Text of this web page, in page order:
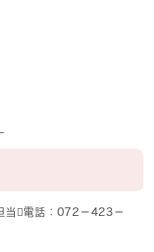
当電話：072－423－